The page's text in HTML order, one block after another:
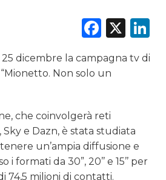
X
dicembre la campagna tv di
Non solo un
che coinvolgerà reti
Sky e Dazn, è stata studiata
un’ampia diffusione e
formati da 30”, 20’’ e 15’’ per
74,5 milioni di contatti.